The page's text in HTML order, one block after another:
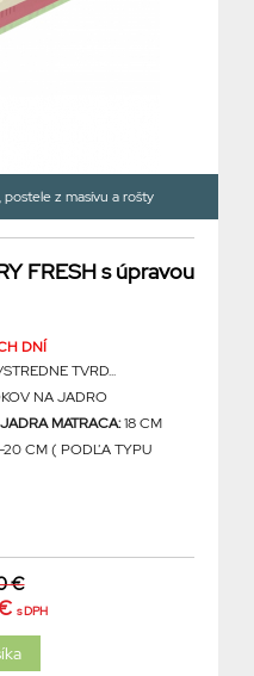
z masívu a rošty
FRESH s úpravou
DNÍ
TVRD...
NA JADRO
MATRACA:18 CM
20 CM ( PODĽA TYPU
€
s DPH